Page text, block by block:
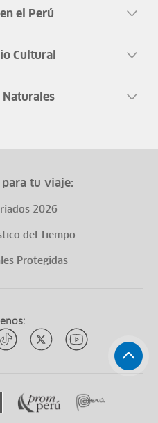
el Perú
Cultural
Naturales
para tu viaje:
2026
del Tiempo
Protegidas